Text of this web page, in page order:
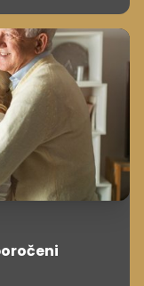
trikov.